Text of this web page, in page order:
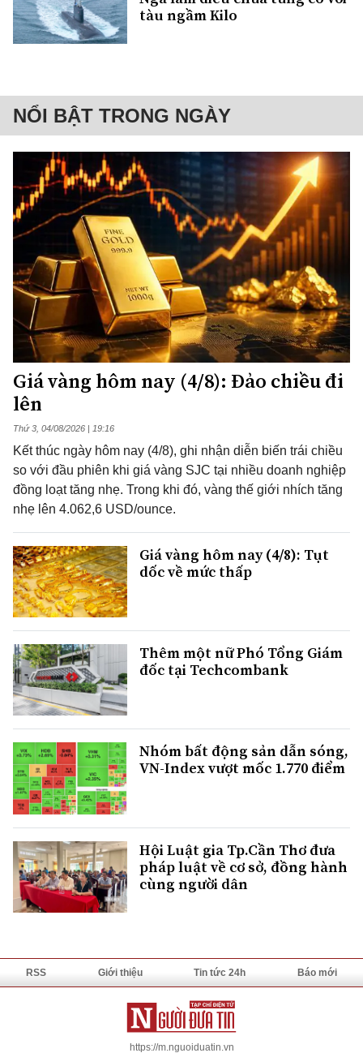
tàu ngầm Kilo
NỔI BẬT TRONG NGÀY
Giá vàng hôm nay (4/8): Đảo chiều đi
lên
Thứ 3, 04/08/2026 | 19:16
Kết thúc ngày hôm nay (4/8), ghi nhận diễn biến trái chiều
so với đầu phiên khi giá vàng SJC tại nhiều doanh nghiệp
đồng loạt tăng nhẹ. Trong khi đó, vàng thế giới nhích tăng
nhẹ lên 4.062,6 USD/ounce.
Giá vàng hôm nay (4/8): Tụt
dốc về mức thấp
Thêm một nữ Phó Tổng Giám
đốc tại Techcombank
Nhóm bất động sản dẫn sóng,
VN-Index vượt mốc 1.770 điểm
Hội Luật gia Tp.Cần Thơ đưa
pháp luật về cơ sở, đồng hành
cùng người dân
RSS Giới thiệu Tin tức 24h Báo mới
https://m.nguoiduatin.vn